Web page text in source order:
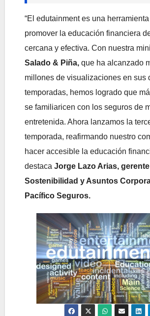
“El edutainment es una
promover la educación financiera
cercana y efectiva. Con nuestra
Salado & Piña, que ha alcanzado
millones de visualizaciones en sus
temporadas, hemos logrado que
se familiaricen con los seguros de
entretenida. Ahora lanzamos la
temporada, reafirmando nuestro
hacer accesible la educación
destaca Jorge Lazo Arias,
Sostenibilidad y Asuntos
Pacífico Seguros.